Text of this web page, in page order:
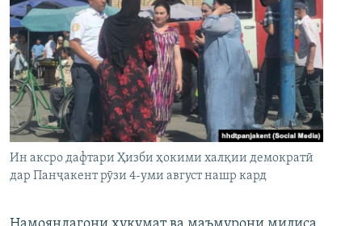
Ин аксро дафтари Ҳизби ҳокими халқии демократӣ
дар Панҷакент рӯзи 4-уми август нашр кард